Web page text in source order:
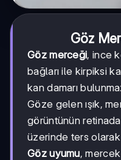
Göz
Göz merceği, ince
bağları ile kirpiksi
kan damarı
Göze gelen ışık,
görüntünün
üzerinde ters olarak
Göz uyumu, mercek